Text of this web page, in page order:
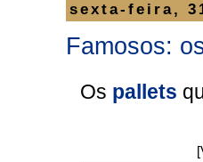
sexta-feira,
Famosos:
Os pallets